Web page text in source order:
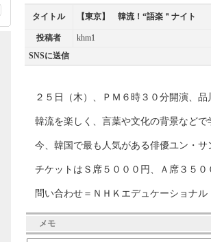
タイトル 【東京】 韓流！“語楽＂ナイト
投稿者 khm1
SNSに送信
２５日（木）、ＰＭ６時３０分開演、品
韓流を楽しく、言葉や文化の背景などで
今、韓国で最も人気がある俳優ユン・サ
チケットはＳ席５０００円、Ａ席３５０
問い合わせ＝ＮＨＫエデュケーショナ
メモ